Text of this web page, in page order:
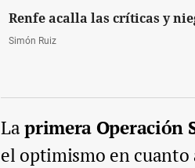
Renfe acalla las críticas y
Simón Ruiz
Laprimera Operación
el optimismo en cuanto